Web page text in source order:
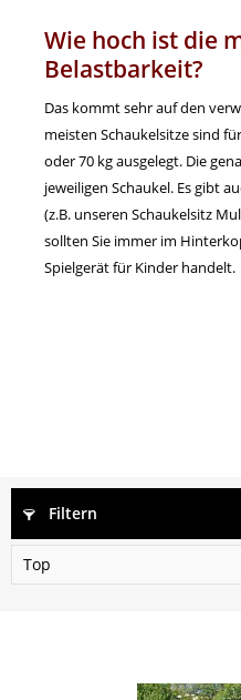
Wie hoch ist die
Belastbarkeit?
Das kommt sehr auf den
meisten Schaukelsitze sind
oder 70 kg ausgelegt. Die
jeweiligen Schaukel. Es gibt
(z.B. unseren Schaukelsitz
sollten Sie immer im
Spielgerät für Kinder handelt.
Filtern